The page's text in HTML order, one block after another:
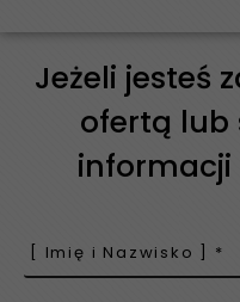
Jeżeli jesteś
ofertą lub
informacji